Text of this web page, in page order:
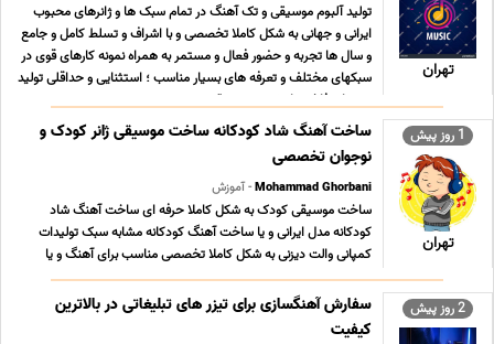
تهران
تولید آلبوم موسیقی و تک آهنگ در تمام سبک ها و ژانرهای محبوب
ایرانی و جهانی به شکل کاملا تخصصی و با اشراف و تسلط کامل و جامع
و سال ها تجربه و حضور فعال و مستمر به همراه نمونه کارهای قوی در
سبکهای مختلف و تعرفه های بسیار مناسب ؛ استثنایی و حداقلی تولید
محتوای فاخر و ارزشمند موسیقی ... ...
1 روز پیش
تهران
ساخت آهنگ شاد کودکانه ساخت موسیقی ژانر کودک و
نوجوان تخصصی
Mohammad Ghorbani- آموزش
ساخت موسیقی کودک به شکل کاملا حرفه ای ساخت آهنگ شاد
کودکانه مدل ایرانی و یا ساخت آهنگ کودکانه مشابه سبک تولیدات
کمپانی والت دیزنی به شکل کاملا تخصصی مناسب برای آهنگ و یا
آلبوم موسیقی کودک مناسب برای ساخت موسیقی متن نمایش و یا
فیلم و یا انیمیشن کودکانه مناسب برای مهد کودک ها و ... ...
2 روز پیش
سفارش آهنگسازی برای تیزر های تبلیغاتی در بالاترین
کیفیت